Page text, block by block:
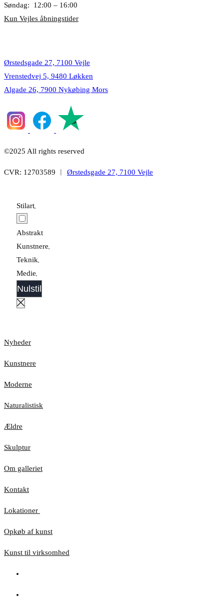
Søndag: 12:00 – 16:00
Kun Vejles åbningstider
Ørstedsgade 27, 7100 Vejle
Vrenstedvej 5, 9480 Løkken
Algade 26, 7900 Nykøbing Mors
©2025 All rights reserved
CVR: 12703589 ︱ Ørstedsgade 27, 7100 Vejle
Stilart
Abstrakt
Kunstnere
Teknik
Medie
Nulstil
Nyheder
Kunstnere
Moderne
Naturalistisk
Ældre
Skulptur
Om galleriet
Kontakt
Lokationer
Opkøb af kunst
Kunst til virksomhed